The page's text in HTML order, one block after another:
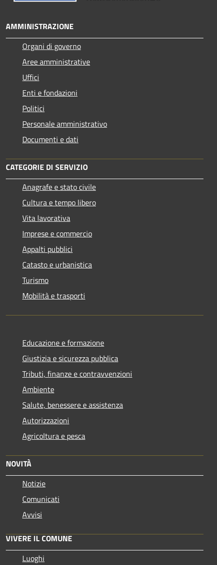
AMMINISTRAZIONE
Organi di governo
Aree amministrative
Uffici
Enti e fondazioni
Politici
Personale amministrativo
Documenti e dati
CATEGORIE DI SERVIZIO
Anagrafe e stato civile
Cultura e tempo libero
Vita lavorativa
Imprese e commercio
Appalti pubblici
Catasto e urbanistica
Turismo
Mobilità e trasporti
Educazione e formazione
Giustizia e sicurezza pubblica
Tributi, finanze e contravvenzioni
Ambiente
Salute, benessere e assistenza
Autorizzazioni
Agricoltura e pesca
NOVITÀ
Notizie
Comunicati
Avvisi
VIVERE IL COMUNE
Luoghi